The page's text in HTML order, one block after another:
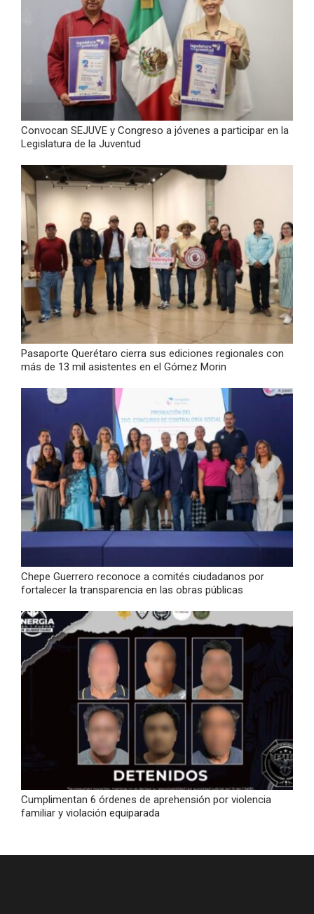
Convocan SEJUVE y Congreso a jóvenes a participar en la
Legislatura de la Juventud
Pasaporte Querétaro cierra sus ediciones regionales con
más de 13 mil asistentes en el Gómez Morin
Chepe Guerrero reconoce a comités ciudadanos por
fortalecer la transparencia en las obras públicas
Cumplimentan 6 órdenes de aprehensión por violencia
familiar y violación equiparada